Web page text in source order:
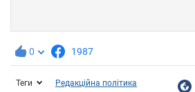
0 1987
Теги Редакційна політика